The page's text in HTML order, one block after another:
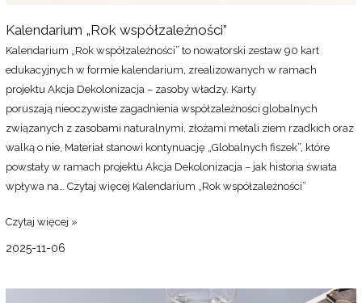
Kalendarium „Rok współzależności”
Kalendarium „Rok współzależności” to nowatorski zestaw 90 kart
edukacyjnych w formie kalendarium, zrealizowanych w ramach
projektu Akcja Dekolonizacja – zasoby władzy. Karty
poruszają nieoczywiste zagadnienia współzależności globalnych
związanych z zasobami naturalnymi, złożami metali ziem rzadkich oraz
walką o nie, Materiał stanowi kontynuację „Globalnych fiszek”, które
powstały w ramach projektu Akcja Dekolonizacja – jak historia świata
wpływa na…Czytaj więcej Kalendarium „Rok współzależności”
Czytaj więcej »
2025-11-06